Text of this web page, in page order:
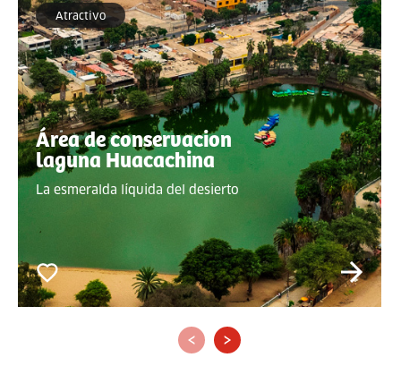
Atractivo
Área de conservacion
laguna Huacachina
La esmeralda líquida del desierto
‹ ›